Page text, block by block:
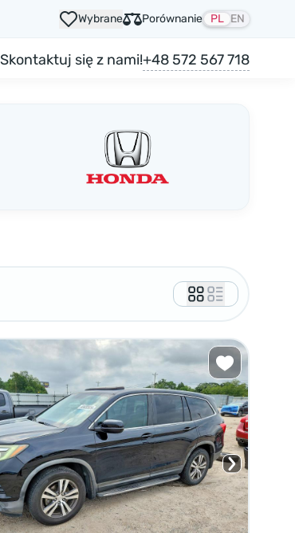
Wybrane Porównanie PL EN
Skontaktuj się z nami!+48 572 567 718